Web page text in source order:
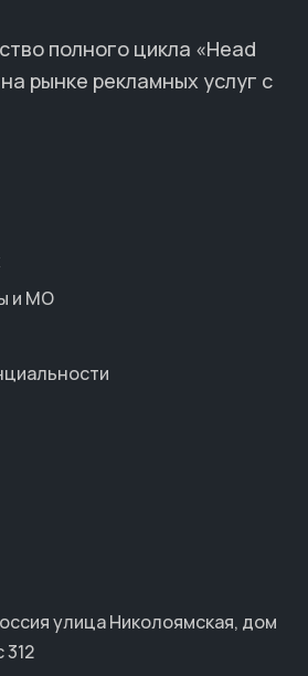
полного цикла «Head
рынке рекламных услуг с
и МО
улица Николоямская, дом
312